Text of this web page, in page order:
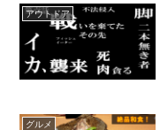
アウトドア
グルメ